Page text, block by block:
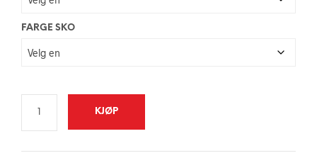
FARGE SKO
KJØP